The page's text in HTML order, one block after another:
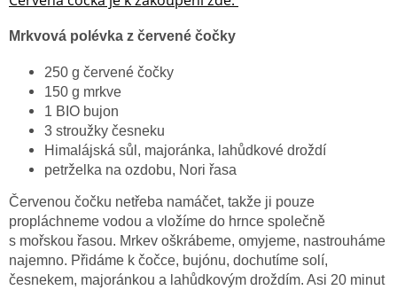
Mrkvová polévka z červené čočky
250 g červené čočky
150 g mrkve
1 BIO bujon
3 stroužky česneku
Himalájská sůl, majoránka, lahůdkové droždí
petrželka na ozdobu, Nori řasa
Červenou čočku netřeba namáčet, takže ji pouze
propláchneme vodou a vložíme do hrnce společně
s mořskou řasou. Mrkev oškrábeme, omyjeme, nastrouháme
najemno. Přidáme k čočce, bujónu, dochutíme solí,
česnekem, majoránkou a lahůdkovým droždím. Asi 20 minut